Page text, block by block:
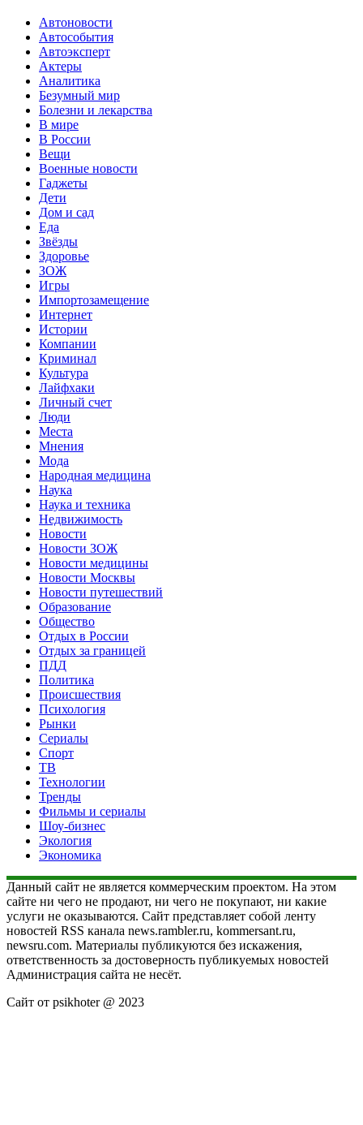
Автоновости
Автособытия
Автоэксперт
Актеры
Аналитика
Безумный мир
Болезни и лекарства
В мире
В России
Вещи
Военные новости
Гаджеты
Дети
Дом и сад
Еда
Звёзды
Здоровье
ЗОЖ
Игры
Импортозамещение
Интернет
Истории
Компании
Криминал
Культура
Лайфхаки
Личный счет
Люди
Места
Мнения
Мода
Народная медицина
Наука
Наука и техника
Недвижимость
Новости
Новости ЗОЖ
Новости медицины
Новости Москвы
Новости путешествий
Образование
Общество
Отдых в России
Отдых за границей
ПДД
Политика
Происшествия
Психология
Рынки
Сериалы
Спорт
ТВ
Технологии
Тренды
Фильмы и сериалы
Шоу-бизнес
Экология
Экономика
Данный сайт не является коммерческим проектом. На этом
сайте ни чего не продают, ни чего не покупают, ни какие
услуги не оказываются. Сайт представляет собой ленту
новостей RSS канала news.rambler.ru, kommersant.ru,
newsru.com. Материалы публикуются без искажения,
ответственность за достоверность публикуемых новостей
Администрация сайта не несёт.
Сайт от psikhoter @ 2023